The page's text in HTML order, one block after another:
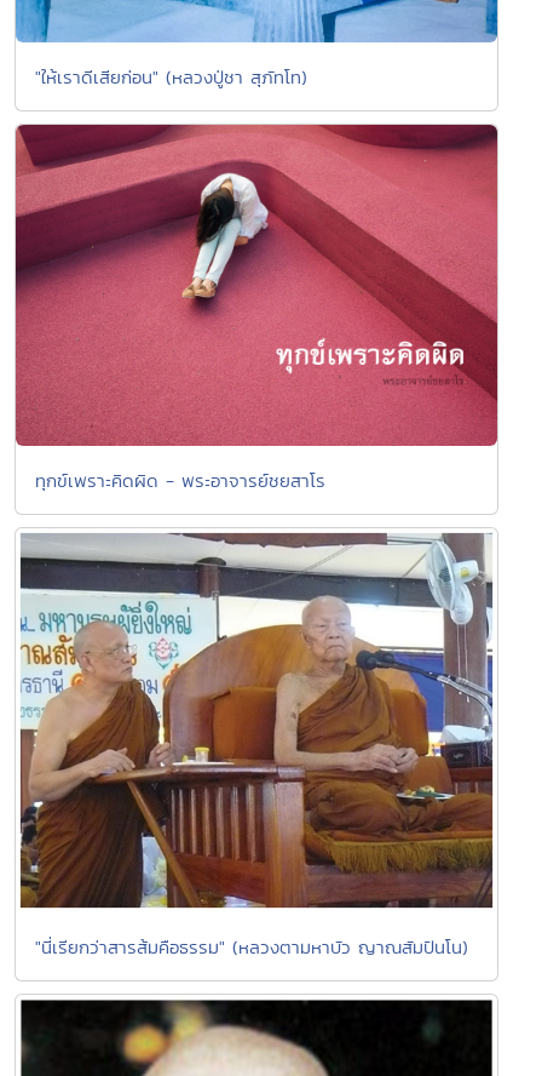
"ให้เราดีเสียก่อน" (หลวงปู่ชา สุภัทโท)
ทุกข์เพราะคิดผิด - พระอาจารย์ชยสาโร
"นี่เรียกว่าสารส้มคือธรรม" (หลวงตามหาบัว ญาณสัมปันโน)